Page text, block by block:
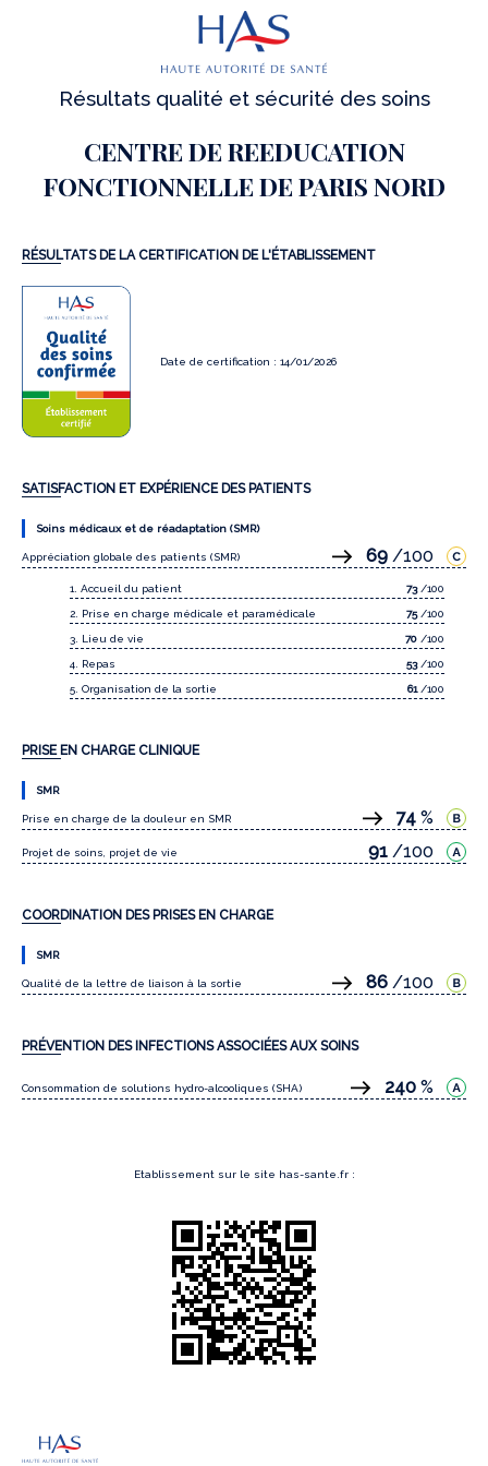
Résultats qualité et sécurité des soins
CENTRE DE REEDUCATION
FONCTIONNELLE DE PARIS NORD
RÉSULTATS DE LA CERTIFICATION DE L'ÉTABLISSEMENT
Date de certification : 14/01/2026
SATISFACTION ET EXPÉRIENCE DES PATIENTS
Soins médicaux et de réadaptation (SMR)
Appréciation globale des patients (SMR) 69 /100
1. Accueil du patient 73/100
2. Prise en charge médicale et paramédicale 75/100
3. Lieu de vie 70 /100
4. Repas 53/100
5. Organisation de la sortie 61/100
PRISE EN CHARGE CLINIQUE
SMR
Prise en charge de la douleur en SMR 74 %
Projet de soins, projet de vie 91 /100
COORDINATION DES PRISES EN CHARGE
SMR
Qualité de la lettre de liaison à la sortie 86 /100
PRÉVENTION DES INFECTIONS ASSOCIÉES AUX SOINS
Consommation de solutions hydro-alcooliques (SHA) 240 %
Etablissement sur le site has-sante.fr :